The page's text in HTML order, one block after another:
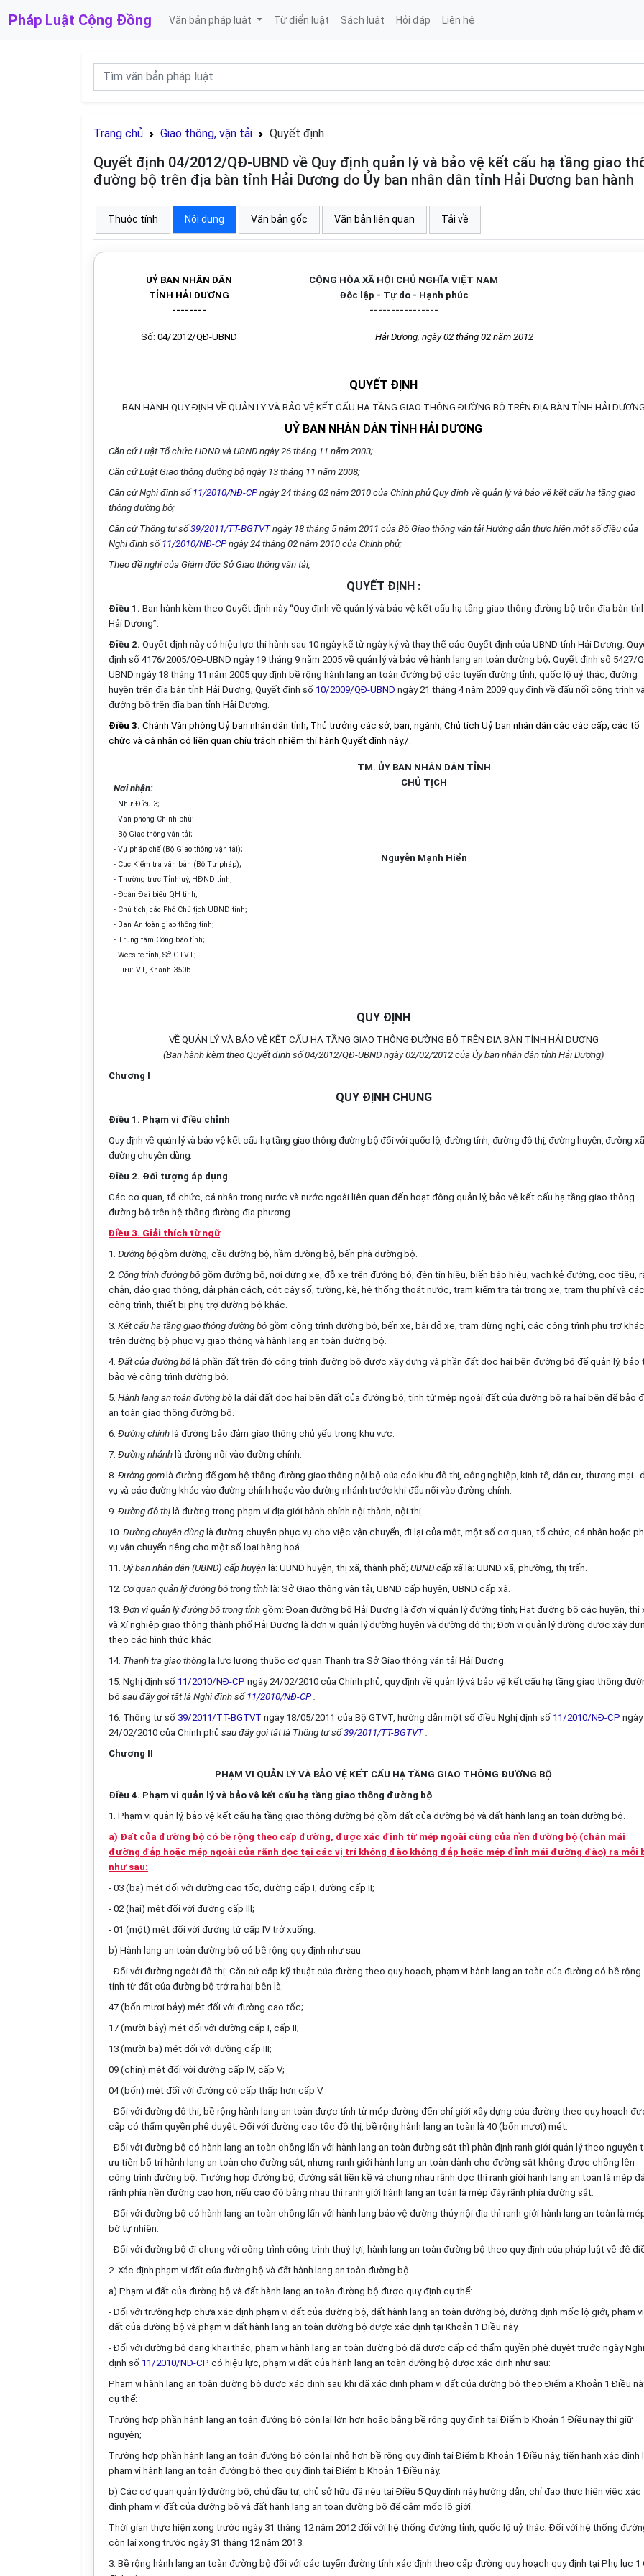
Pháp Luật Cộng Đồng Văn bản pháp luật Từ điển luật Sách luật Hỏi đáp Liên hệ
Trang chủ Giao thông, vận tải Quyết định
Quyết định 04/2012/QĐ-UBND về Quy định quản lý và bảo vệ kết cấu hạ tầng giao
đường bộ trên địa bàn tỉnh Hải Dương do Ủy ban nhân dân tỉnh Hải Dương ban hành
Thuộc tính Nội dung Văn bản gốc Văn bản liên quan Tải về
UỶ BAN NHÂN DÂN
TỈNH HẢI DƯƠNG
--------
CỘNG HÒA XÃ HỘI CHỦ NGHĨA VIỆT NAM
Độc lập - Tự do - Hạnh phúc
----------------
Số: 04/2012/QĐ-UBND Hải Dương, ngày 02 tháng 02 năm 2012
QUYẾT ĐỊNH
BAN HÀNH QUY ĐỊNH VỀ QUẢN LÝ VÀ BẢO VỆ KẾT CẤU HẠ TẦNG GIAO THÔNG ĐƯỜNG BỘ TRÊN ĐỊA BÀN TỈNH HẢI
UỶ BAN NHÂN DÂN TỈNH HẢI DƯƠNG
Căn cứ Luật Tổ chức HĐND và UBND ngày 26 tháng 11 năm 2003;
Căn cứ Luật Giao thông đường bộ ngày 13 tháng 11 năm 2008;
Căn cứ Nghị định số 11/2010/NĐ-CP ngày 24 tháng 02 năm 2010 của Chính phủ Quy định về quản lý và bảo vệ kết cấu hạ tầng giao
thông đường bộ;
Căn cứ Thông tư số39/2011/TT-BGTVTngày 18 tháng 5 năm 2011 của Bộ Giao thông vận tải Hướng dẫn thực hiện một số điều của
Nghị định số 11/2010/NĐ-CP ngày 24 tháng 02 năm 2010 của Chính phủ;
Theo đề nghị của Giám đốc Sở Giao thông vận tải,
QUYẾT ĐỊNH :
Điều 1. Ban hành kèm theo Quyết định này “Quy định về quản lý và bảo vệ kết cấu hạ tầng giao thông đường bộ trên địa bàn
Hải Dương”.
Điều 2. Quyết định này có hiệu lực thi hành sau 10 ngày kể từ ngày ký và thay thế các Quyết định của UBND tỉnh Hải Dương:
định số 4176/2005/QĐ-UBND ngày 19 tháng 9 năm 2005 về quản lý và bảo vệ hành lang an toàn đường bộ; Quyết định số 5427/
UBND ngày 18 tháng 11 năm 2005 quy định bề rộng hành lang an toàn đường bộ các tuyến đường tỉnh, quốc lộ uỷ thác, đường
huyện trên địa bàn tỉnh Hải Dương; Quyết định số 10/2009/QĐ-UBND ngày 21 tháng 4 năm 2009 quy định về đấu nối công trình
đường bộ trên địa bàn tỉnh Hải Dương.
Điều 3. Chánh Văn phòng Uỷ ban nhân dân tỉnh; Thủ trưởng các sở, ban, ngành; Chủ tịch Uỷ ban nhân dân các các cấp; các tổ
chức và cá nhân có liên quan chịu trách nhiệm thi hành Quyết định này./.
Nơi nhận:
- Như Điều 3;
- Văn phòng Chính phủ;
- Bộ Giao thông vận tải;
- Vụ pháp chế (Bộ Giao thông vận tải);
- Cục Kiểm tra văn bản (Bộ Tư pháp);
- Thường trực Tỉnh uỷ, HĐND tỉnh;
- Đoàn Đại biểu QH tỉnh;
- Chủ tịch, các Phó Chủ tịch UBND tỉnh;
- Ban An toàn giao thông tỉnh;
- Trung tâm Công báo tỉnh;
- Website tỉnh, Sở GTVT;
- Lưu: VT, Khanh 350b.
TM. ỦY BAN NHÂN DÂN TỈNH
CHỦ TỊCH
Nguyễn Mạnh Hiển
QUY ĐỊNH
VỀ QUẢN LÝ VÀ BẢO VỆ KẾT CẤU HẠ TẦNG GIAO THÔNG ĐƯỜNG BỘ TRÊN ĐỊA BÀN TỈNH HẢI DƯƠNG
(Ban hành kèm theo Quyết định số 04/2012/QĐ-UBND ngày 02/02/2012 của Ủy ban nhân dân tỉnh Hải Dương)
Chương I
QUY ĐỊNH CHUNG
Điều 1. Phạm vi điều chỉnh
Quy định về quản lý và bảo vệ kết cấu hạ tầng giao thông đường bộ đối với quốc lộ, đường tỉnh, đường đô thị, đường huyện, đường
đường chuyên dùng.
Điều 2. Đối tượng áp dụng
Các cơ quan, tổ chức, cá nhân trong nước và nước ngoài liên quan đến hoạt đông quản lý, bảo vệ kết cấu hạ tầng giao thông
đường bộ trên hệ thống đường địa phương.
Điều 3. Giải thích từ ngữ
1. Đường bộgồm đường, cầu đường bộ, hầm đường bộ, bến phà đường bộ.
2. Công trình đường bộ gồm đường bộ, nơi dừng xe, đỗ xe trên đường bộ, đèn tín hiệu, biển báo hiệu, vạch kẻ đường, cọc tiêu,
chắn, đảo giao thông, dải phân cách, cột cây số, tường, kè, hệ thống thoát nước, trạm kiểm tra tải trọng xe, trạm thu phí và các
công trình, thiết bị phụ trợ đường bộ khác.
3. Kết cấu hạ tầng giao thông đường bộ gồm công trình đường bộ, bến xe, bãi đỗ xe, trạm dừng nghỉ, các công trình phụ trợ khác
trên đường bộ phục vụ giao thông và hành lang an toàn đường bộ.
4. Đất của đường bộ là phần đất trên đó công trình đường bộ được xây dựng và phần đất dọc hai bên đường bộ để quản lý, bảo
bảo vệ công trình đường bộ.
5. Hành lang an toàn đường bộ là dải đất dọc hai bên đất của đường bộ, tính từ mép ngoài đất của đường bộ ra hai bên để bảo
an toàn giao thông đường bộ.
6. Đường chính là đường bảo đảm giao thông chủ yếu trong khu vực.
7. Đường nhánh là đường nối vào đường chính.
8. Đường gomlà đường để gom hệ thống đường giao thông nội bộ của các khu đô thị, công nghiệp, kinh tế, dân cư, thương mại -
vụ và các đường khác vào đường chính hoặc vào đường nhánh trước khi đấu nối vào đường chính.
9. Đường đô thị là đường trong phạm vi địa giới hành chính nội thành, nội thị.
10. Đường chuyên dùng là đường chuyên phục vụ cho việc vận chuyển, đi lại của một, một số cơ quan, tổ chức, cá nhân hoặc
vụ vận chuyển riêng cho một số loại hàng hoá.
11. Uỷ ban nhân dân (UBND) cấp huyện là: UBND huyện, thị xã, thành phố; UBND cấp xã là: UBND xã, phường, thị trấn.
12. Cơ quan quản lý đường bộ trong tỉnh là: Sở Giao thông vận tải, UBND cấp huyện, UBND cấp xã.
13. Đơn vị quản lý đường bộ trong tỉnh gồm: Đoạn đường bộ Hải Dương là đơn vị quản lý đường tỉnh; Hạt đường bộ các huyện, thị
và Xí nghiệp giao thông thành phố Hải Dương là đơn vị quản lý đường huyện và đường đô thị; Đơn vị quản lý đường được xây
theo các hình thức khác.
14. Thanh tra giao thông là lực lượng thuộc cơ quan Thanh tra Sở Giao thông vận tải Hải Dương.
15. Nghị định số 11/2010/NĐ-CP ngày 24/02/2010 của Chính phủ, quy định về quản lý và bảo vệ kết cấu hạ tầng giao thông
bộ sau đây gọi tắt là Nghị định số 11/2010/NĐ-CP .
16. Thông tư số 39/2011/TT-BGTVT ngày 18/05/2011 của Bộ GTVT, hướng dẫn một số điều Nghị định số 11/2010/NĐ-CP ngày
24/02/2010 của Chính phủ sau đây gọi tắt là Thông tư số39/2011/TT-BGTVT.
Chương II
PHẠM VI QUẢN LÝ VÀ BẢO VỆ KẾT CẤU HẠ TẦNG GIAO THÔNG ĐƯỜNG BỘ
Điều 4. Phạm vi quản lý và bảo vệ kết cấu hạ tầng giao thông đường bộ
1. Phạm vi quản lý, bảo vệ kết cấu hạ tầng giao thông đường bộ gồm đất của đường bộ và đất hành lang an toàn đường bộ.
a) Đất của đường bộ có bề rộng theo cấp đường, được xác định từ mép ngoài cùng của nền đường bộ (chân mái
đường đắp hoặc mép ngoài của rãnh dọc tại các vị trí không đào không đắp hoặc mép đỉnh mái đường đào) ra mỗi
như sau:
- 03 (ba) mét đối với đường cao tốc, đường cấp I, đường cấp II;
- 02 (hai) mét đối với đường cấp III;
- 01 (một) mét đối với đường từ cấp IV trở xuống.
b) Hành lang an toàn đường bộ có bề rộng quy định như sau:
- Đối với đường ngoài đô thị: Căn cứ cấp kỹ thuật của đường theo quy hoạch, phạm vi hành lang an toàn của đường có bề rộng
tính từ đất của đường bộ trở ra hai bên là:
47 (bốn mươi bảy) mét đối với đường cao tốc;
17 (mười bảy) mét đối với đường cấp I, cấp II;
13 (mười ba) mét đối với đường cấp III;
09 (chín) mét đối với đường cấp IV, cấp V;
04 (bốn) mét đối với đường có cấp thấp hơn cấp V.
- Đối với đường đô thị, bề rộng hành lang an toàn được tính từ mép đường đến chỉ giới xây dựng của đường theo quy hoạch
cấp có thẩm quyền phê duyệt. Đối với đường cao tốc đô thị, bề rộng hành lang an toàn là 40 (bốn mươi) mét.
- Đối với đường bộ có hành lang an toàn chồng lấn với hành lang an toàn đường sắt thì phân định ranh giới quản lý theo nguyên
ưu tiên bố trí hành lang an toàn cho đường sắt, nhưng ranh giới hành lang an toàn dành cho đường sắt không được chồng lên
công trình đường bộ. Trường hợp đường bộ, đường sắt liền kề và chung nhau rãnh dọc thì ranh giới hành lang an toàn là mép
rãnh phía nền đường cao hơn, nếu cao độ bằng nhau thì ranh giới hành lang an toàn là mép đáy rãnh phía đường sắt.
- Đối với đường bộ có hành lang an toàn chồng lấn với hành lang bảo vệ đường thủy nội địa thì ranh giới hành lang an toàn là
bờ tự nhiên.
- Đối với đường bộ đi chung với công trình công trình thuỷ lợi, hành lang an toàn đường bộ theo quy định của pháp luật về đê
2. Xác định phạm vi đất củađường bộ và đất hành lang an toàn đường bộ.
a) Phạm vi đất của đường bộ và đất hành lang an toàn đường bộ được quy định cụ thể:
- Đối với trường hợp chưa xác định phạm vi đất của đường bộ, đất hành lang an toàn đường bộ, đường định mốc lộ giới, phạm vi
đất của đường bộ và phạm vi đất hành lang an toàn đường bộ được xác định tại Khoản 1 Điều này.
- Đối với đường bộ đang khai thác, phạm vi hành lang an toàn đường bộ đã được cấp có thẩm quyền phê duyệt trước ngày Nghị
định số 11/2010/NĐ-CP có hiệu lực, phạm vi đất của hành lang an toàn đường bộ được xác định như sau:
Phạm vi hành lang an toàn đường bộ được xác định sau khi đã xác định phạm vi đất của đường bộ theo Điểm a Khoản 1 Điều
cụ thể:
Trường hợp phần hành lang an toàn đường bộ còn lại lớn hơn hoặc bằng bề rộng quy định tại Điểm b Khoản 1 Điều này thì giữ
nguyên;
Trường hợp phần hành lang an toàn đường bộ còn lại nhỏ hơn bề rộng quy định tại Điểm b Khoản 1 Điều này, tiến hành xác định
phạm vi hành lang an toàn đường bộ theo quy định tại Điểm b Khoản 1 Điều này.
b) Các cơ quan quản lý đường bộ, chủ đầu tư, chủ sở hữu đã nêu tại Điều 5 Quy định này hướng dẫn, chỉ đạo thực hiện việc xác
định phạm vi đất của đường bộ và đất hành lang an toàn đường bộ để cắm mốc lộ giới.
Thời gian thực hiện xong trước ngày 31 tháng 12 năm 2012 đối với hệ thống đường tỉnh, quốc lộ uỷ thác; Đối với hệ thống
còn lại xong trước ngày 31 tháng 12 năm 2013.
3. Bề rộng hành lang an toàn đường bộ đối với các tuyến đường tỉnh xác định theo cấp đường quy hoạch quy định tại Phụ lục 1